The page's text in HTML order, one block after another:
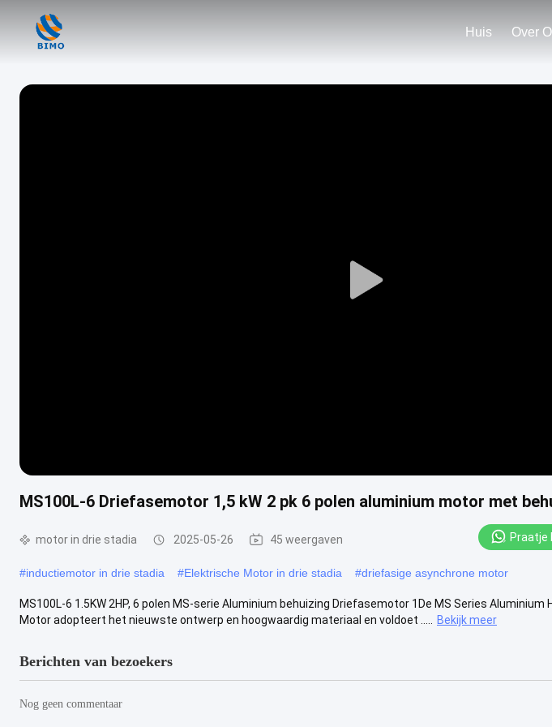
Huis Over
Play
MS100L-6 Driefasemotor 1,5 kW 2 pk 6 polen aluminium motor met
motor in drie stadia 2025-05-26 45 weergaven Praatje
#inductiemotor in drie stadia #Elektrische Motor in drie stadia #driefasige asynchrone motor
MS100L-6 1.5KW 2HP, 6 polen MS-serie Aluminium behuizing Driefasemotor 1De MS Series
Motor adopteert het nieuwste ontwerp en hoogwaardig materiaal en voldoet .....
Bekijk meer
Berichten van bezoekers
Nog geen commentaar